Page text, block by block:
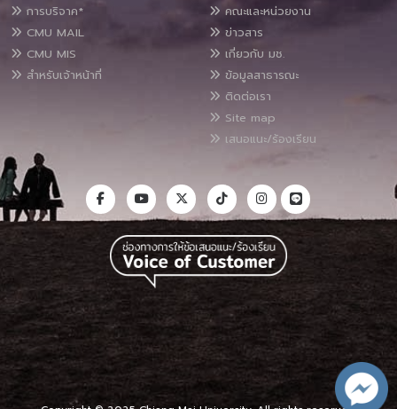
การบริจาค*
CMU MAIL
CMU MIS
สำหรับเจ้าหน้าที่
คณะและหน่วยงาน
ข่าวสาร
เกี่ยวกับ มช.
ข้อมูลสาธารณะ
ติดต่อเรา
Site map
เสนอแนะ/ร้องเรียน